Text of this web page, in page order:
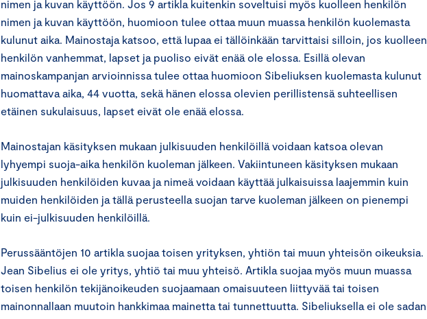
nimen ja kuvan käyttöön. Jos 9 artikla kuitenkin soveltuisi myös kuolleen henkilön
nimen ja kuvan käyttöön, huomioon tulee ottaa muun muassa henkilön kuolemasta
kulunut aika. Mainostaja katsoo, että lupaa ei tällöinkään tarvittaisi silloin, jos kuolleen
henkilön vanhemmat, lapset ja puoliso eivät enää ole elossa. Esillä olevan
mainoskampanjan arvioinnissa tulee ottaa huomioon Sibeliuksen kuolemasta kulunut
huomattava aika, 44 vuotta, sekä hänen elossa olevien perillistensä suhteellisen
etäinen sukulaisuus, lapset eivät ole enää elossa.
Mainostajan käsityksen mukaan julkisuuden henkilöillä voidaan katsoa olevan
lyhyempi suoja-aika henkilön kuoleman jälkeen. Vakiintuneen käsityksen mukaan
julkisuuden henkilöiden kuvaa ja nimeä voidaan käyttää julkaisuissa laajemmin kuin
muiden henkilöiden ja tällä perusteella suojan tarve kuoleman jälkeen on pienempi
kuin ei-julkisuuden henkilöillä.
Perussääntöjen 10 artikla suojaa toisen yrityksen, yhtiön tai muun yhteisön oikeuksia.
Jean Sibelius ei ole yritys, yhtiö tai muu yhteisö. Artikla suojaa myös muun muassa
toisen henkilön tekijänoikeuden suojaamaan omaisuuteen liittyvää tai toisen
mainonnallaan muutoin hankkimaa mainetta tai tunnettuutta. Sibeliuksella ei ole sadan